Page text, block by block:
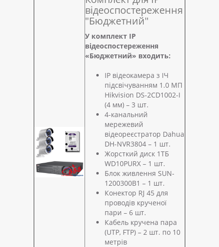
відеоспостереження
"Бюджетний"
У комплект IP
відеоспостереження
«Бюджетний» входить:
IP відеокамера з ІЧ
підсвічуванням 1.0 МП
Hikvision DS-2CD1002-I
(4 мм) – 3 шт.
4-канальний
мережевий
відеореєстратор Dahua
DH-NVR3804 – 1 шт.
Жорсткий диск 1ТБ
WD10PURX – 1 шт.
Блок живлення SUN-
1200300B1 – 1 шт.
Конектор RJ 45 для
проводів крученої
пари – 6 шт.
Кабель кручена пара
(UTP, FTP) – 2 шт. по 10
метрів